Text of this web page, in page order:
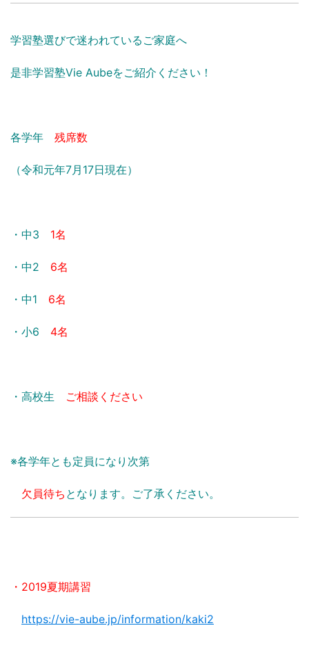
学習塾選びで迷われているご家庭へ
是非学習塾Vie Aubeをご紹介ください！
各学年 残席数
（令和元年7月17日現在）
・中3 1名
・中2 6名
・中1 6名
・小6 4名
・高校生 ご相談ください
※各学年とも定員になり次第
欠員待ち となります。ご了承ください。
・2019夏期講習
https://vie-aube.jp/information/kaki2